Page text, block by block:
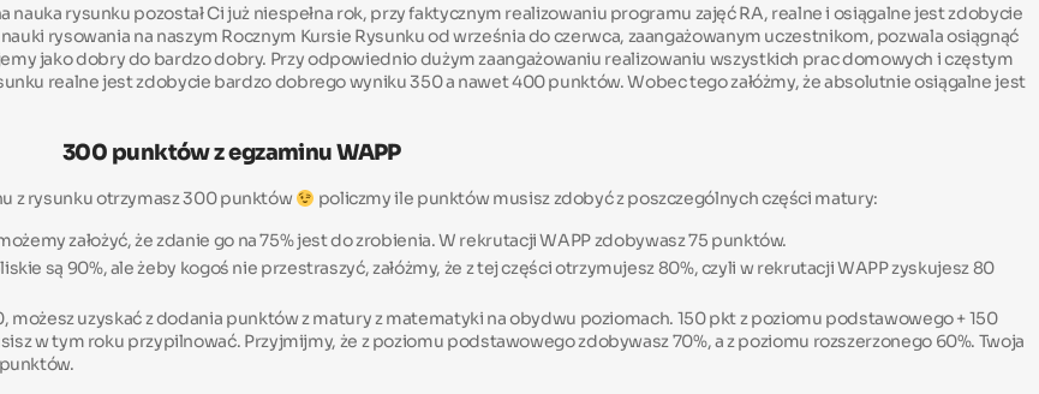
nauka rysunku pozostał Ci już niespełna rok, przy faktycznym realizowaniu programu zajęć RA, realne i osiągalne jest zdobycie
rysowania na naszym Rocznym Kursie Rysunku od września do czerwca, zaangażowanym uczestnikom, pozwala osiągnąć
jako dobry do bardzo dobry. Przy odpowiednio dużym zaangażowaniu realizowaniu wszystkich prac domowych i częstym
realne jest zdobycie bardzo dobrego wyniku 350 a nawet 400 punktów. Wobec tego załóżmy, że absolutnie osiągalne jest
300 punktów z egzaminu WAPP
z rysunku otrzymasz 300 punktów
policzmy ile punktów musisz zdobyć z poszczególnych części matury:
założyć, że zdanie go na 75% jest do zrobienia. W rekrutacji WAPP zdobywasz 75 punktów.
są 90%, ale żeby kogoś nie przestraszyć, załóżmy, że z tej części otrzymujesz 80%, czyli w rekrutacji WAPP zyskujesz 80
uzyskać z dodania punktów z matury z matematyki na obydwu poziomach. 150 pkt z poziomu podstawowego + 150
w tym roku przypilnować. Przyjmijmy, że z poziomu podstawowego zdobywasz 70%, a z poziomu rozszerzonego 60%. Twoja